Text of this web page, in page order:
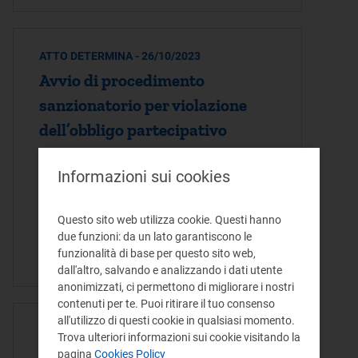
ATTO DETERMINA - 26/10/2023
Avvio di procedimento
sanzionatorio per violazione
dell’obbligo partecipativo
alle procedure conciliative
dell’Autorità
Avvio di procedimento sanzionatorio per
violazione dell’obbligo partecipativo alle
procedure conciliative dell’Autorità
ATTO DETERMINA - 29/06/2023
Informazioni sui cookies
Questo sito web utilizza cookie. Questi hanno
due funzioni: da un lato garantiscono le
funzionalità di base per questo sito web,
dall'altro, salvando e analizzando i dati utente
anonimizzati, ci permettono di migliorare i nostri
contenuti per te. Puoi ritirare il tuo consenso
all'utilizzo di questi cookie in qualsiasi momento.
Trova ulteriori informazioni sui cookie visitando la
pagina Cookies Policy